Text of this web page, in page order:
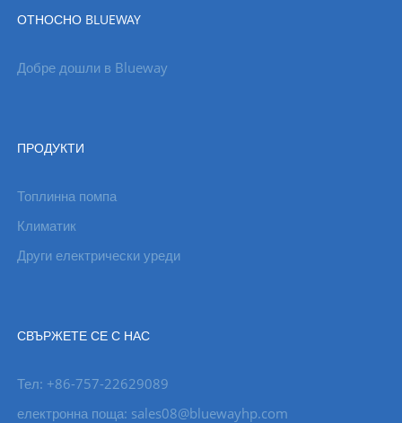
ОТНОСНО BLUEWAY
Добре дошли в Blueway
ПРОДУКТИ
Топлинна помпа
Климатик
Други електрически уреди
СВЪРЖЕТЕ СЕ С НАС
Тел: +86-757-22629089
електронна поща: sales08@bluewayhp.com